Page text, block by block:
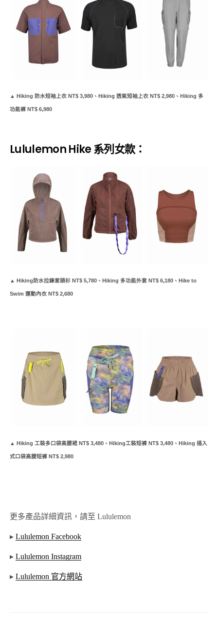
▲ Hiking 防水短袖上衣 NT$ 3,980、Hiking 透氣短袖上衣 NT$ 2,980、Hiking 多
功能褲 NT$ 6,980
Lululemon Hike 系列女款：
▲ Hiking防水拉鍊套頭衫 NT$ 5,780、Hiking 多功能外套 NT$ 6,180、Hike to
Swim 運動內衣 NT$ 2,680
▲ Hiking 工裝多口袋高腰裙 NT$ 3,480、Hiking工裝短褲 NT$ 3,480、Hiking 插入
式口袋高腰短褲 NT$ 2,980
更多產品詳細資訊，請至 Lululemon
▸Lululemon Facebook
▸Lululemon Instagram
▸Lululemon 官方網站